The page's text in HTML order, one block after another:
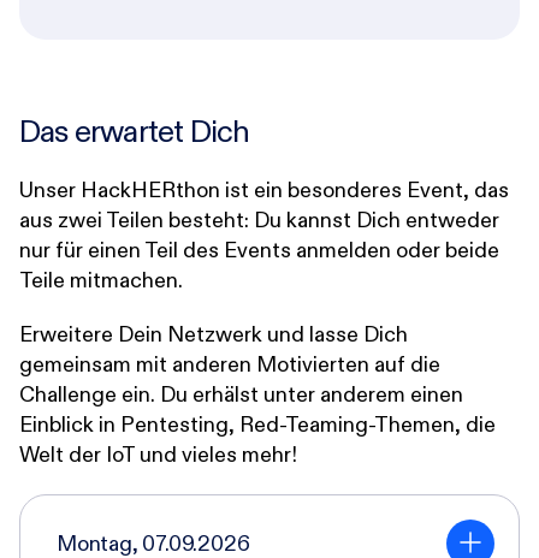
Das erwartet Dich
Unser HackHERthon ist ein besonderes Event, das
aus zwei Teilen besteht: Du kannst Dich entweder
nur für einen Teil des Events anmelden oder beide
Teile mitmachen.
Erweitere Dein Netzwerk und lasse Dich
gemeinsam mit anderen Motivierten auf die
Challenge ein. Du erhälst unter anderem einen
Einblick in Pentesting, Red-Teaming-Themen, die
Welt der IoT und vieles mehr!
Montag, 07.09.2026